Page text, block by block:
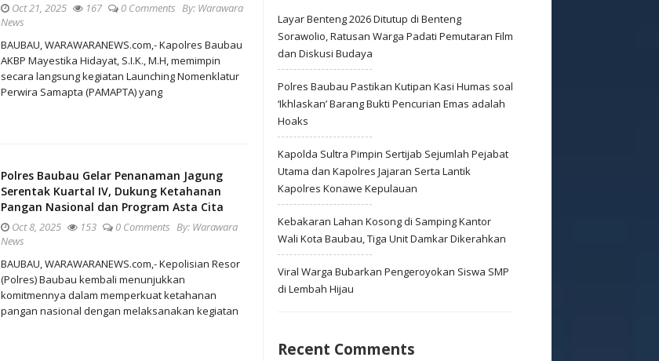
Oct 21, 2025 167 0 Comments By: Warawara
News
BAUBAU, WARAWARANEWS.com,- Kapolres Baubau
AKBP Mayestika Hidayat, S.I.K., M.H, memimpin
secara langsung kegiatan Launching Nomenklatur
Perwira Samapta (PAMAPTA) yang
Polres Baubau Gelar Penanaman Jagung
Serentak Kuartal IV, Dukung Ketahanan
Pangan Nasional dan Program Asta Cita
Oct 8, 2025 153 0 Comments By: Warawara
News
BAUBAU, WARAWARANEWS.com,- Kepolisian Resor
(Polres) Baubau kembali menunjukkan
komitmennya dalam memperkuat ketahanan
pangan nasional dengan melaksanakan kegiatan
Layar Benteng 2026 Ditutup di Benteng
Sorawolio, Ratusan Warga Padati Pemutaran Film
dan Diskusi Budaya
Polres Baubau Pastikan Kutipan Kasi Humas soal
‘Ikhlaskan’ Barang Bukti Pencurian Emas adalah
Hoaks
Kapolda Sultra Pimpin Sertijab Sejumlah Pejabat
Utama dan Kapolres Jajaran Serta Lantik
Kapolres Konawe Kepulauan
Kebakaran Lahan Kosong di Samping Kantor
Wali Kota Baubau, Tiga Unit Damkar Dikerahkan
Viral Warga Bubarkan Pengeroyokan Siswa SMP
di Lembah Hijau
Recent Comments